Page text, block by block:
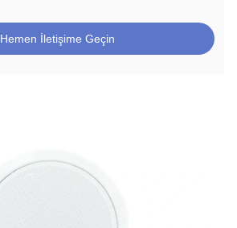
Hemen İletişime Geçin